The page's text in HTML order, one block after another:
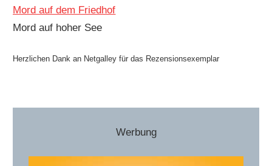
Mord auf dem Friedhof
Mord auf hoher See
Herzlichen Dank an Netgalley für das Rezensionsexemplar
Werbung